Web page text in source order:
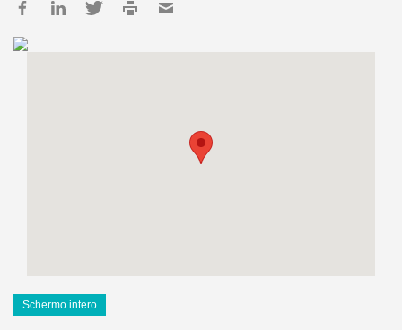
Schermo intero